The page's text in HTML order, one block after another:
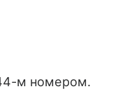
м номером.